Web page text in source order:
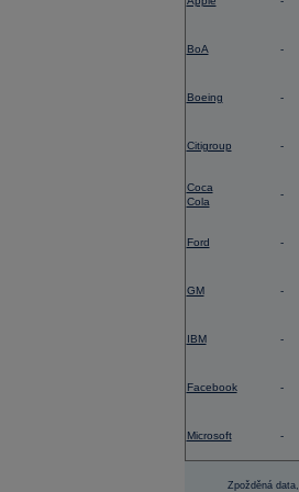
BoA -
Boeing -
Citigroup -
Coca
Cola
-
Ford -
GM -
IBM -
Facebook -
Microsoft -
Zpožděná data,